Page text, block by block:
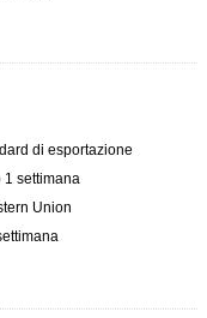
di esportazione
1 settimana
Union